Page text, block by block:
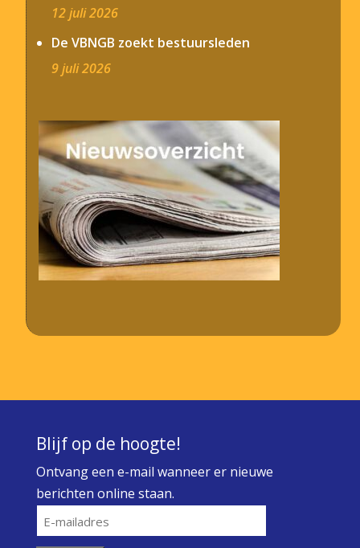
12 juli 2026
De VBNGB zoekt bestuursleden
9 juli 2026
Blijf op de hoogte!
Ontvang een e-mail wanneer er nieuwe
berichten online staan.
E-
mailadres